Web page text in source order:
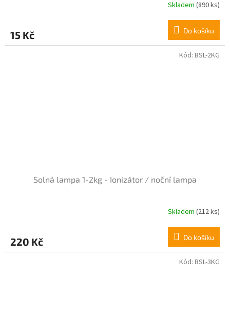
Skladem (890 ks)
15 Kč Do košíku
Solná lampa 1-2kg - Ionizátor / noční lampa
Skladem (212 ks)
220 Kč Do košíku
Kód: BSL-2KG
Kód: BSL-3KG